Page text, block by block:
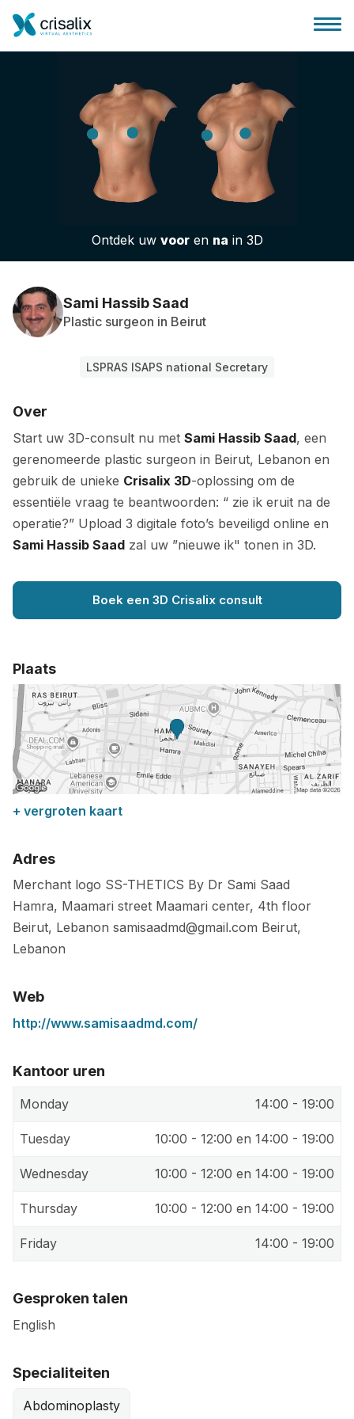
Huis chirurg
3D business platform
Patiëntrecensies
Ontdek uw vooren na in 3D
Sami Hassib Saad
Plastic surgeon in Beirut
LSPRAS ISAPS national Secretary
Over
Start uw 3D-consult nu met Sami Hassib Saad, een
gerenomeerde plastic surgeon in Beirut, Lebanon en
gebruik de unieke Crisalix 3D-oplossing om de
essentiële vraag te beantwoorden: “ zie ik eruit na de
operatie?” Upload 3 digitale foto’s beveiligd online en
Sami Hassib Saad zal uw ”nieuwe ik" tonen in 3D.
Boek een 3D Crisalix consult
Plaats
+ vergroten kaart
Adres
Merchant logo SS-THETICS By Dr Sami Saad
Hamra, Maamari street Maamari center, 4th floor
Beirut, Lebanon samisaadmd@gmail.com Beirut,
Lebanon
Web
http://www.samisaadmd.com/
Kantoor uren
Monday 14:00 - 19:00
Tuesday 10:00 - 12:00 en 14:00 - 19:00
Wednesday 10:00 - 12:00 en 14:00 - 19:00
Thursday 10:00 - 12:00 en 14:00 - 19:00
Friday 14:00 - 19:00
Gesproken talen
English
Specialiteiten
Abdominoplasty